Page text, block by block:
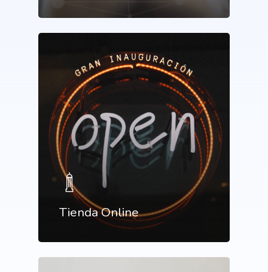
Tienda Online
Potenciamos tu mejor
online con Uebea
Nuestra historia,
mejorar tu marketing